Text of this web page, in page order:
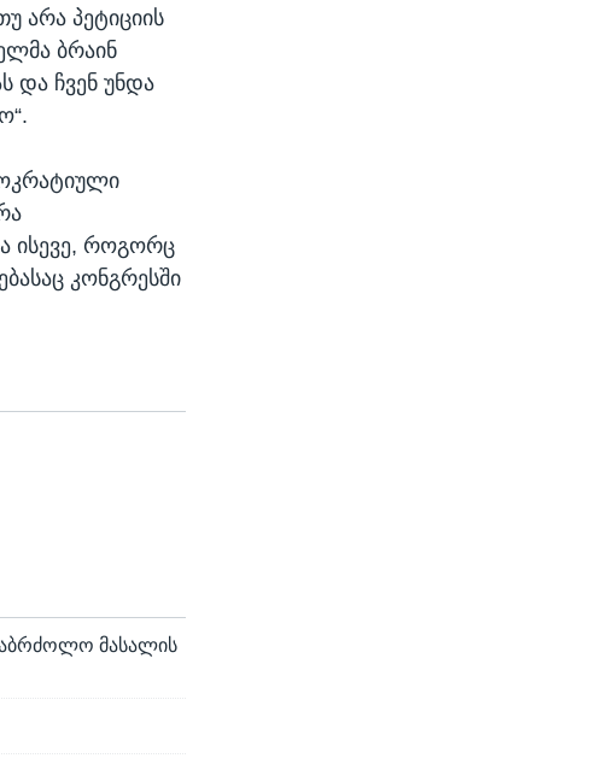
არა პეტიციის
ბრაინ
და ჩვენ უნდა
ისევე, როგორც
კონგრესში
მასალის